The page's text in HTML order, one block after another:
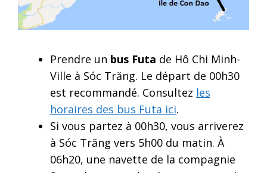
Prendre un bus Futa de Hô Chi Minh-
Ville à Sóc Trăng. Le départ de 00h30
est recommandé. Consultez les
horaires des bus Futa ici.
Si vous partez à 00h30, vous arriverez
à Sóc Trăng vers 5h00 du matin. À
06h20, une navette de la compagnie